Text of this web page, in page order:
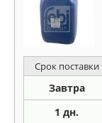
Срок поставки
Завтра
1 дн.